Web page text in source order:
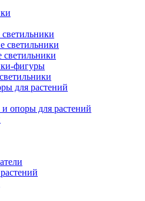
светильники
фигуры
для растений
опоры для растений